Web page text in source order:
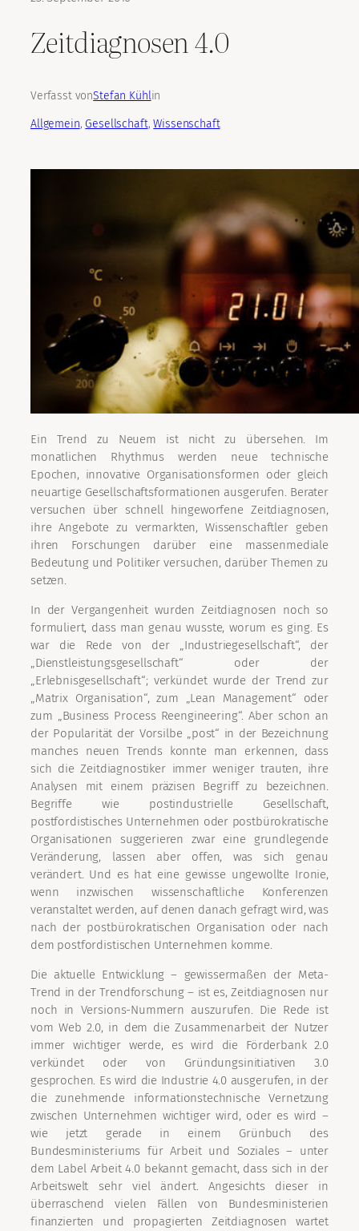
Zeitdiagnosen 4.0
Verfasst vonStefan Kühlin
Allgemein, Gesellschaft, Wissenschaft
Ein Trend zu Neuem ist nicht zu übersehen. Im
monatlichen Rhythmus werden neue technische
Epochen, innovative Organisationsformen oder gleich
neuartige Gesellschaftsformationen ausgerufen. Berater
versuchen über schnell hingeworfene Zeitdiagnosen,
ihre Angebote zu vermarkten, Wissenschaftler geben
ihren Forschungen darüber eine massenmediale
Bedeutung und Politiker versuchen, darüber Themen zu
setzen.
In der Vergangenheit wurden Zeitdiagnosen noch so
formuliert, dass man genau wusste, worum es ging. Es
war die Rede von der „Industriegesellschaft“, der
„Dienstleistungsgesellschaft“ oder der
„Erlebnisgesellschaft“; verkündet wurde der Trend zur
„Matrix Organisation“, zum „Lean Management“ oder
zum „Business Process Reengineering“. Aber schon an
der Popularität der Vorsilbe „post“ in der Bezeichnung
manches neuen Trends konnte man erkennen, dass
sich die Zeitdiagnostiker immer weniger trauten, ihre
Analysen mit einem präzisen Begriff zu bezeichnen.
Begriffe wie postindustrielle Gesellschaft,
postfordistisches Unternehmen oder postbürokratische
Organisationen suggerieren zwar eine grundlegende
Veränderung, lassen aber offen, was sich genau
verändert. Und es hat eine gewisse ungewollte Ironie,
wenn inzwischen wissenschaftliche Konferenzen
veranstaltet werden, auf denen danach gefragt wird, was
nach der postbürokratischen Organisation oder nach
dem postfordistischen Unternehmen komme.
Die aktuelle Entwicklung – gewissermaßen der Meta-
Trend in der Trendforschung – ist es, Zeitdiagnosen nur
noch in Versions-Nummern auszurufen. Die Rede ist
vom Web 2.0, in dem die Zusammenarbeit der Nutzer
immer wichtiger werde, es wird die Förderbank 2.0
verkündet oder von Gründungsinitiativen 3.0
gesprochen. Es wird die Industrie 4.0 ausgerufen, in der
die zunehmende informationstechnische Vernetzung
zwischen Unternehmen wichtiger wird, oder es wird –
wie jetzt gerade in einem Grünbuch des
Bundesministeriums für Arbeit und Soziales – unter
dem Label Arbeit 4.0 bekannt gemacht, dass sich in der
Arbeitswelt sehr viel ändert. Angesichts dieser in
überraschend vielen Fällen von Bundesministerien
finanzierten und propagierten Zeitdiagnosen wartet